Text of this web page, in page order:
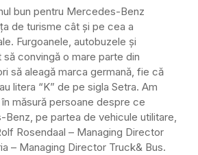
bun pentru Mercedes-Benz
de turisme cât și pe cea a
Furgoanele, autobuzele și
convingă o mare parte din
să aleagă marca germană, fie că
litera “K” de pe sigla Setra. Am
măsură persoane despre ce
pe partea de vehicule utilitare,
Rosendaal – Managing Director
– Managing Director Truck& Bus.